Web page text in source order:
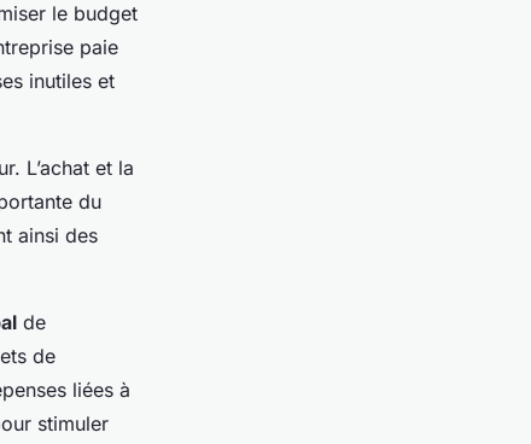
le budget
paie
inutiles et
L’achat et la
du
ainsi des
de
de
liées à
stimuler